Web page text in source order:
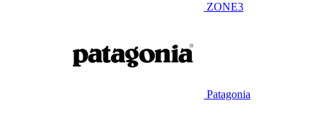
ZONE3
Patagonia